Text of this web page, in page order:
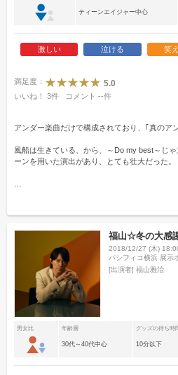
ティーンエイジャー中心
激しい 泣ける 笑
満足度： 5.0
いいね！ 3件 コメント --件
アンダー楽曲だけで構成されており、｢真のア
風船は生きている、から、～Do my best～じ
ーンを用いた演出があり、とても壮大だった。
福山☆冬の大感
2018/12/27 (木)
パシフィコ横浜 展示
[出演者]福山雅治
男女比 年齢層 グッズの待ち時
30代～40代中心 10分以下